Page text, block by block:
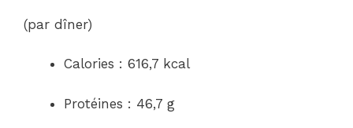
(par dîner)
Calories : 616,7 kcal
Protéines : 46,7 g